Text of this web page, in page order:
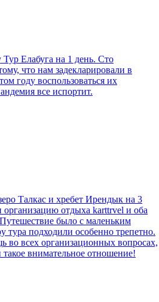
Елабуга на 1 день. Сто
что нам задекларировали в
году воспользоваться их
все испортит.
Талкас и хребет Ирендык на 3
отдыха karttrvel и оба
было с маленьким
тура подходили особенно трепетно.
во всех организационных вопросах,
внимательное отношение!